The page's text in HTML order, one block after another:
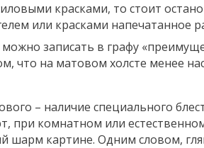
красками, то стоит
или красками напечатанное
записать в графу
что на матовом холсте менее
– наличие специального
при комнатном или
шарм картине. Одним словом,